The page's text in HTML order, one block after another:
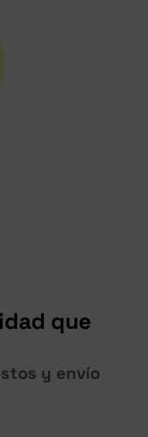
que
y envío